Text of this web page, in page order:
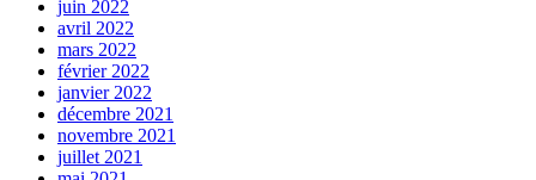
juin 2022
avril 2022
mars 2022
février 2022
janvier 2022
décembre 2021
novembre 2021
juillet 2021